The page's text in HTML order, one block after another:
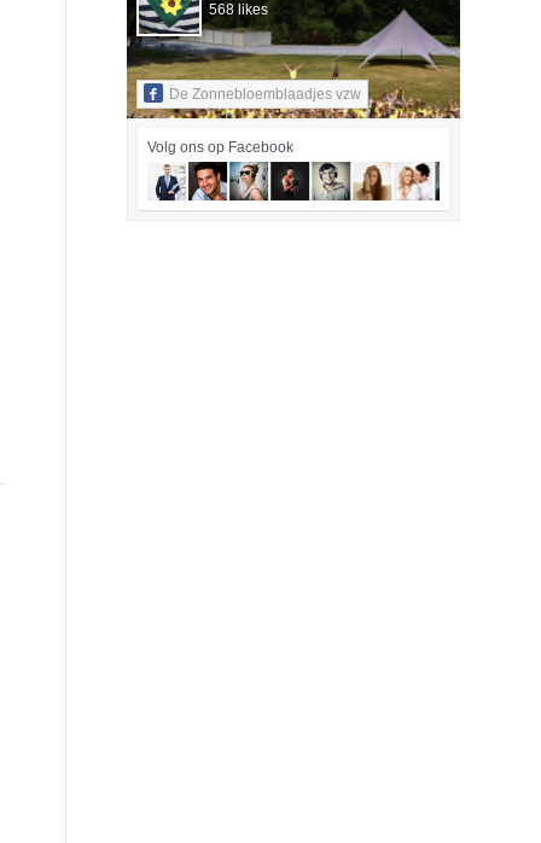
568 likes
De Zonnebloemblaadjes vzw
Volg ons op Facebook